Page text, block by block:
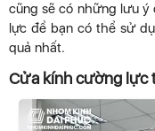
cũng sẽ có những lưu
lực để bạn có thể sử
quả nhất.
Cửa kính cường lực